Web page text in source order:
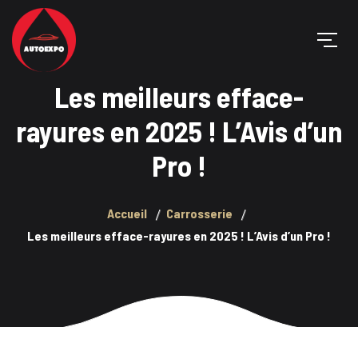
Les meilleurs efface-
rayures en 2025 ! L’Avis d’un
Pro !
Accueil
Carrosserie
Les meilleurs efface-rayures en 2025 ! L’Avis d’un Pro !